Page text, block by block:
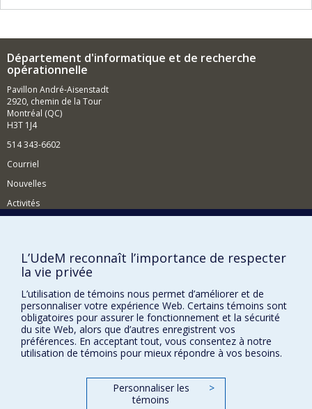
Département d'informatique et de recherche
opérationnelle
Pavillon André-Aisenstadt
2920, chemin de la Tour
Montréal (QC)
H3T 1J4
514 343-6602
Courriel
Nouvelles
Activités
BESOIN D'AIDE?
Plan du site
Signaler une erreur
Accessibilité
FACULTÉ DES ARTS ET DES SCIENCES
Nos centres d'études
L’UdeM reconnaît l’importance de respecter
la vie privée
L’utilisation de témoins nous permet d’améliorer et de
personnaliser votre expérience Web. Certains témoins sont
obligatoires pour assurer le fonctionnement et la sécurité
du site Web, alors que d’autres enregistrent vos
préférences. En acceptant tout, vous consentez à notre
utilisation de témoins pour mieux répondre à vos besoins.
Personnaliser les
témoins
>